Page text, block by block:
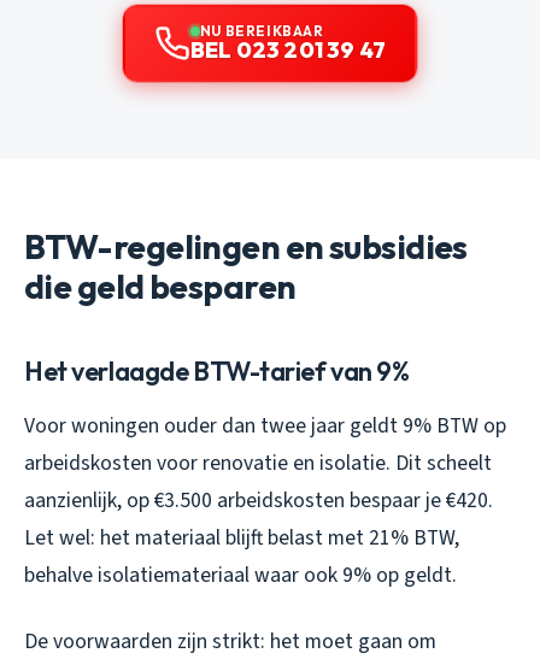
NU BEREIKBAAR
BEL 023 201 39 47
BTW-regelingen en subsidies
die geld besparen
Het verlaagde BTW-tarief van 9%
Voor woningen ouder dan twee jaar geldt 9% BTW op
arbeidskosten voor renovatie en isolatie. Dit scheelt
aanzienlijk, op €3.500 arbeidskosten bespaar je €420.
Let wel: het materiaal blijft belast met 21% BTW,
behalve isolatiemateriaal waar ook 9% op geldt.
De voorwaarden zijn strikt: het moet gaan om